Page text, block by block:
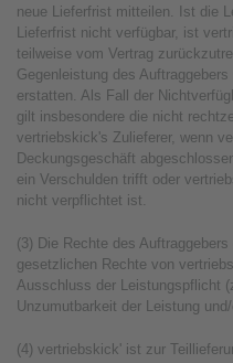
neue Lieferfrist mitteilen. Ist die
Lieferfrist nicht verfügbar, ist
teilweise vom Vertrag
Gegenleistung des
erstatten. Als Fall der
gilt insbesondere die nicht
vertriebskick's Zulieferer, wenn
Deckungsgeschäft
ein Verschulden trifft oder
nicht verpflichtet ist.
(3) Die Rechte des
gesetzlichen Rechte von
Ausschluss der Leistungspflicht
Unzumutbarkeit der Leistung
(4) vertriebskick' ist zur